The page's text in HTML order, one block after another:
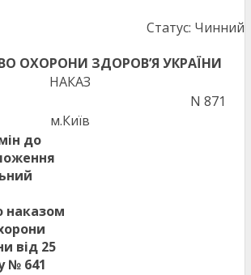
Статус: Чинний
ОХОРОНИ ЗДОРОВ’Я УКРАЇНИ
НАКАЗ
N 871
м.Київ
до
наказом
від 25
№ 641